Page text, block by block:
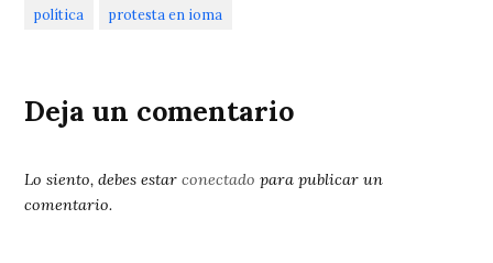
política protesta en ioma
Deja un comentario
Lo siento, debes estarconectado para publicar un
comentario.